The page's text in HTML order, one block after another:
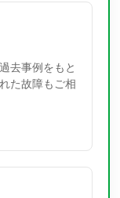
去事例をもと
た故障もご相